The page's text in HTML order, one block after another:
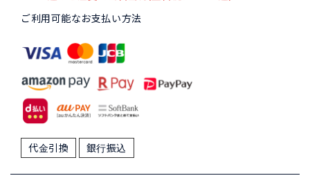
ご利用可能なお支払い方法
代金引換 銀行振込